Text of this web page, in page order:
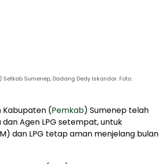
Sumenep, Dadang Dedy Iskandar. Foto:
Kabupaten (Pemkab) Sumenep telah
Agen LPG setempat, untuk
dan LPG tetap aman menjelang bulan